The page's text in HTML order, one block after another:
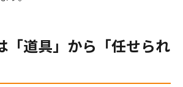
「道具」から「任せられ